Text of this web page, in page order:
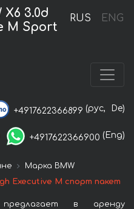
RUS ENG
3.0d
M Sport
+4917622366899 (рус, De)
+4917622366900 (Eng)
Марка BMW
Executive M спорт пакет
в аренду